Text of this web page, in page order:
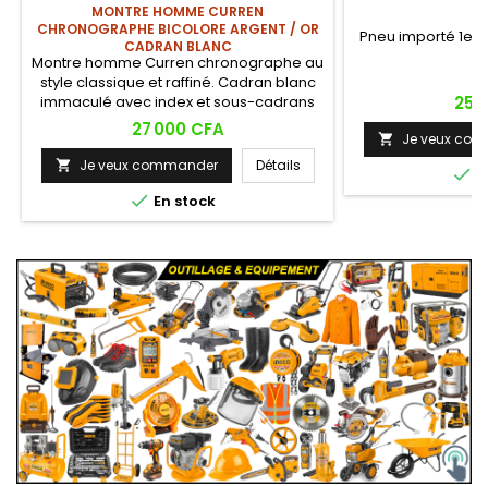
MONTRE HOMME CURREN
CHRONOGRAPHE BICOLORE ARGENT / OR
CADRAN BLANC
Montre homme Curren chronographe au
style classique et raffiné. Cadran blanc
immaculé avec index et sous-cadrans
dorés, lunette tachymètre dorée,
bracelet bicolore argent / or et
affichage de la date. L'élégance sobre
pour homme distingué.
Prix
27 000 CFA
 Je veux commander Détails
 En stock
Pneu importé 1er
Prix
25
 Je veux
